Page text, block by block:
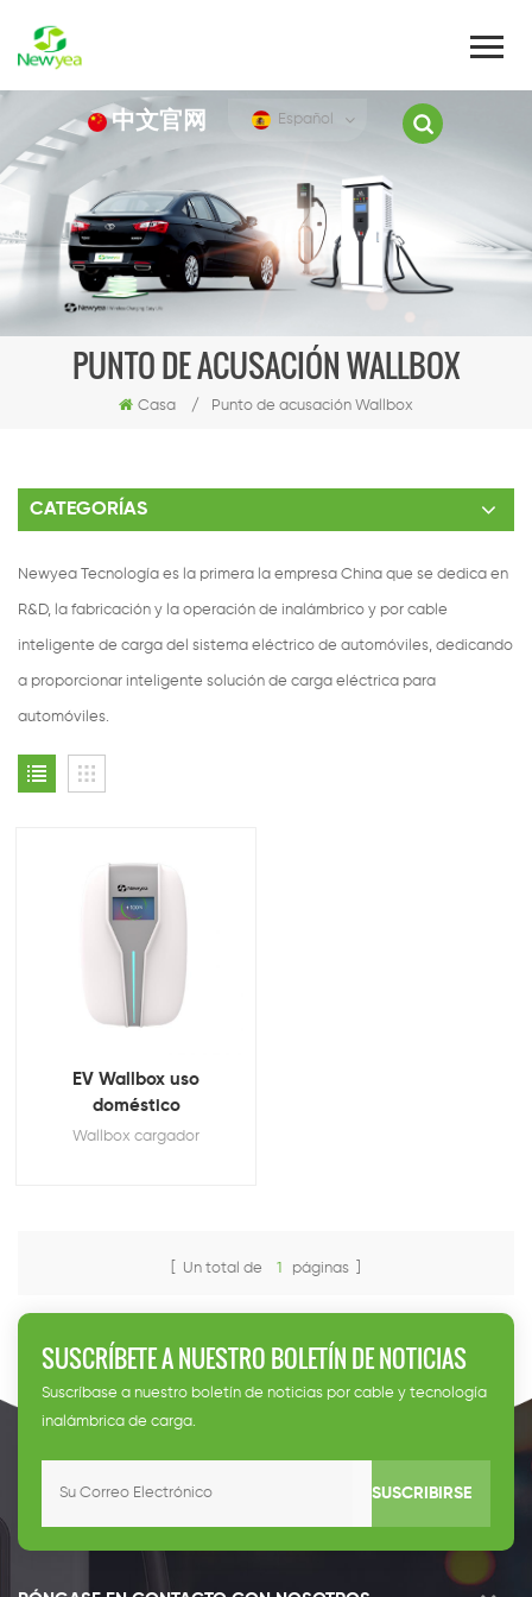
中文官网 Español
PUNTO DE ACUSACIÓN WALLBOX
Casa / Punto de acusación Wallbox
CATEGORÍAS
Newyea Tecnología es la primera la empresa China que se dedica en
R&D, la fabricación y la operación de inalámbrico y por cable
inteligente de carga del sistema eléctrico de automóviles, dedicando
a proporcionar inteligente solución de carga eléctrica para
automóviles.
EV Wallbox uso
doméstico
Wallbox cargador
[ Un total de 1 páginas ]
SUSCRÍBETE A NUESTRO BOLETÍN DE NOTICIAS
Suscríbase a nuestro boletín de noticias por cable y tecnología
inalámbrica de carga.
SUSCRIBIRSE